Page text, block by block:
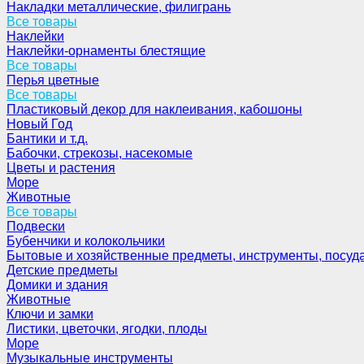
Накладки металлические, филигрань
Все товары
Наклейки
Наклейки-орнаменты блестящие
Все товары
Перья цветные
Все товары
Пластиковый декор для наклеивания, кабошоны
Новый Год
Бантики и т.д.
Бабочки, стрекозы, насекомые
Цветы и растения
Море
Животные
Все товары
Подвески
Бубенчики и колокольчики
Бытовые и хозяйственные предметы, инструменты,
Детские предметы
Домики и здания
Животные
Ключи и замки
Листики, цветочки, ягодки, плоды
Море
Музыкальные инструменты